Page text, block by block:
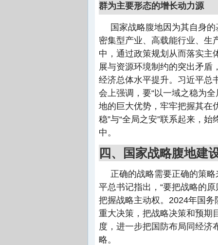
群为主要形态的增长动力源
国家战略腹地因为其自身
密集型产业、高载能行业、生
中，通过政策规划从而落实主
展与资源环境制约的突出矛盾
经济总体水平提升。习近平总
会上强调，要“以一域之稳为
地的巨大优势，牢牢把握其在
稳”与“全局之安”联系起来，
中。
四、国家战略腹地建
正确的战略需要正确的策
平总书记指出，“要把战略的
把握战略主动权。2024年国务
重大决策，把战略决策和预期
度，进一步把国防布局同经济
略。